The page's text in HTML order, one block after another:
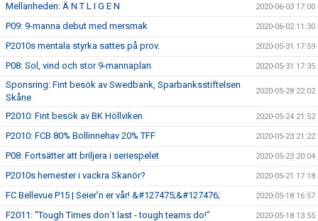
Mellanheden: Ä N T L I G E N 2020-06-03 17:00
P09: 9-manna debut med mersmak 2020-06-02 11:30
P2010s mentala styrka sattes på prov. 2020-05-31 17:59
P08: Sol, vind och stor 9-mannaplan 2020-05-31 17:35
Sponsring: Fint besök av Swedbank, Sparbanksstiftelsen
Skåne
2020-05-28 22:02
P2010: Fint besök av BK Höllviken 2020-05-24 21:52
P2010: FCB 80% Bollinnehav 20% TFF 2020-05-23 21:22
P08: Fortsätter att briljera i seriespelet 2020-05-23 20:04
P2010s hemester i vackra Skanör? 2020-05-21 17:18
FC Bellevue P15 | Seier’n er vår! &#127475;&#127476; 2020-05-18 16:57
F2011: "Tough Times don´t last - tough teams do!" 2020-05-18 13:55